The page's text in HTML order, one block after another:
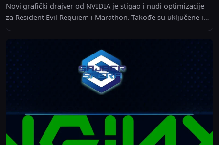
Novi grafički drajver od NVIDIA je stigao i nudi optimizacije
za Resident Evil Requiem i Marathon. Takođe su uključene i
ispravke grešaka koje su...